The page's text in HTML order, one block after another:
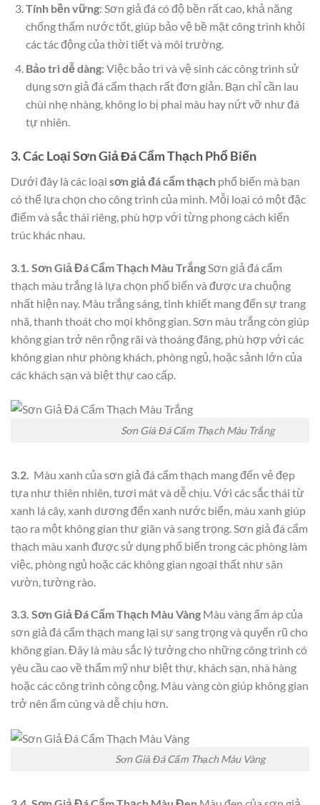
Tính bền vững: Sơn giả đá có độ bền rất cao, khả năng
chống thấm nước tốt, giúp bảo vệ bề mặt công trình khỏi
các tác động của thời tiết và môi trường.
Bảo trì dễ dàng: Việc bảo trì và vệ sinh các công trình sử
dụng sơn giả đá cẩm thạch rất đơn giản. Bạn chỉ cần lau
chùi nhẹ nhàng, không lo bị phai màu hay nứt vỡ như đá
tự nhiên.
3. Các Loại Sơn Giả Đá Cẩm Thạch Phổ Biến
Dưới đây là các loại sơn giả đá cẩm thạch phổ biến mà bạn
có thể lựa chọn cho công trình của mình. Mỗi loại có một đặc
điểm và sắc thái riêng, phù hợp với từng phong cách kiến
trúc khác nhau.
3.1. Sơn Giả Đá Cẩm Thạch Màu Trắng Sơn giả đá cẩm
thạch màu trắng là lựa chọn phổ biến và được ưa chuộng
nhất hiện nay. Màu trắng sáng, tinh khiết mang đến sự trang
nhã, thanh thoát cho mọi không gian. Sơn màu trắng còn giúp
không gian trở nên rộng rãi và thoáng đãng, phù hợp với các
không gian như phòng khách, phòng ngủ, hoặc sảnh lớn của
các khách sạn và biệt thự cao cấp.
Sơn Giả Đá Cẩm Thạch Màu Trắng
3.2. Màu xanh của sơn giả đá cẩm thạch mang đến vẻ đẹp
tựa như thiên nhiên, tươi mát và dễ chịu. Với các sắc thái từ
xanh lá cây, xanh dương đến xanh nước biển, màu xanh giúp
tạo ra một không gian thư giãn và sang trọng. Sơn giả đá cẩm
thạch màu xanh được sử dụng phổ biến trong các phòng làm
việc, phòng ngủ hoặc các không gian ngoại thất như sân
vườn, tường rào.
3.3. Sơn Giả Đá Cẩm Thạch Màu Vàng Màu vàng ấm áp của
sơn giả đá cẩm thạch mang lại sự sang trọng và quyến rũ cho
không gian. Đây là màu sắc lý tưởng cho những công trình có
yêu cầu cao về thẩm mỹ như biệt thự, khách sạn, nhà hàng
hoặc các công trình công cộng. Màu vàng còn giúp không gian
trở nên ấm cúng và dễ chịu hơn.
Sơn Giả Đá Cẩm Thạch Màu Vàng